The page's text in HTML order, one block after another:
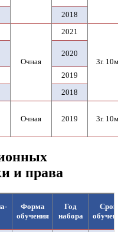
2018
Очная
2021
3г.
2020
2019
2018
Очная 2019 3г.
и права
Форма
обучения
Год
набора
Срок